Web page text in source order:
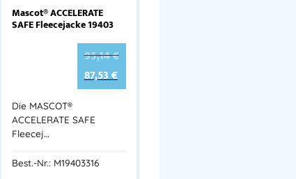
Mascot® ACCELERATE
SAFE Fleecejacke 19403
95,14€
87,53€
Die MASCOT®
ACCELERATE SAFE
Fleecej…
Best.-Nr.: M19403316